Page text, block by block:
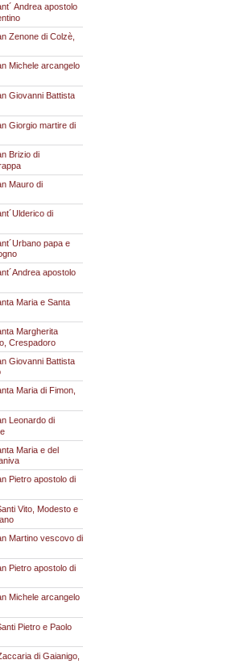
Andrea apostolo
Zenone di Colzè,
Michele arcangelo
Giovanni Battista
Giorgio martire di
Brizio di
Mauro di
di
papa e
apostolo
Maria e Santa
Margherita
Crespadoro
Giovanni Battista
Maria di Fimon,
Leonardo di
Maria e del
Pietro apostolo di
Vito, Modesto e
Martino vescovo di
Pietro apostolo di
Michele arcangelo
Pietro e Paolo
di Gaianigo,